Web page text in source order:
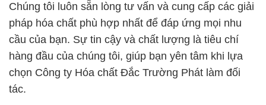
Chúng tôi luôn sẵn lòng tư vấn và cung cấp các giải
pháp hóa chất phù hợp nhất để đáp ứng mọi nhu
cầu của bạn. Sự tin cậy và chất lượng là tiêu chí
hàng đầu của chúng tôi, giúp bạn yên tâm khi lựa
chọn Công ty Hóa chất Đắc Trường Phát làm đối
tác.